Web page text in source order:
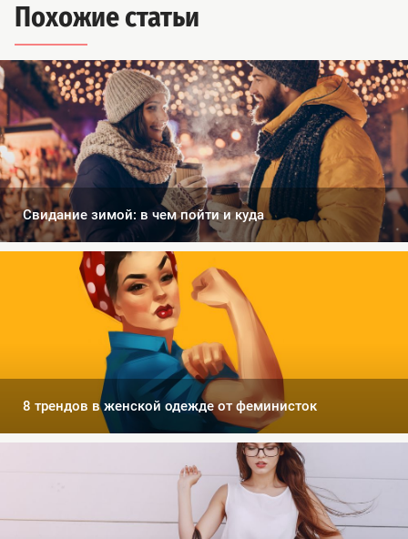
Похожие статьи
Свидание зимой: в чем пойти и куда
8 трендов в женской одежде от феминисток